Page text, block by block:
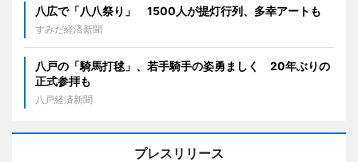
八広で「八八祭り」 1500人が提灯行列、多幸アートも
すみだ経済新聞
八戸の「騎馬打毬」、若手騎手の姿勇ましく 20年ぶりの
正式参拝も
八戸経済新聞
プレスリリース